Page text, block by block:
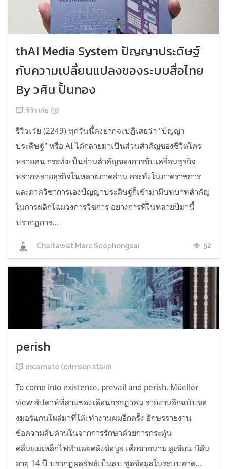
thAI Media System ปัญญาประดิษฐ์
กับความเปลี่ยนแปลงของระบบสื่อไทย
By วศิน ปั้นทอง
รีวิวเว้ย (3)
รีวิวเว้ย (2249) ทุกวันนี้คงยากจะปฏิเสธว่า "ปัญญา
ประดิษฐ์" หรือ AI ได้กลายมาเป็นส่วนสำคัญของชีวิตใคร
หลายคน กระทั่งเป็นส่วนสำคัญของการขับเคลื่อนธุรกิจ
หลากหลายธุรกิจในหลายภาคส่วน กระทั่งในภาคราชการ
และภาควิชาการเองปัญญาประดิษฐ์ก็เข้ามามีบทบาทสำคัญ
ในการผลิกโฉมวงการวิชการ อย่างการที่ในหลายปีมานี้
ปรากฏการ...
Chaitawat Marc Seephongsai 52
perish
incarnate (crimson stain)
To come into existence, prevail and perish. Müeller
view สัปดาห์ที่สามของเดือนกรกฎาคม รายงานอีกฉบับขอ
งมอร์แกนโผล่มาที่โต๊ะทำงานผมอีกครั้ง อักษรรายงาน
ข้อความลับด้านในจากการรักษาด้วยการกระตุ้น
คลื่นแม่เหล็กไฟฟ้าเผยคลังข้อมูล เด็กชายนาม ลูเซียน บีสัน
อายุ 14 ปี ปรากฏผลลัพธ์เป็นลบ ชุดข้อมูลในระบบคาด...